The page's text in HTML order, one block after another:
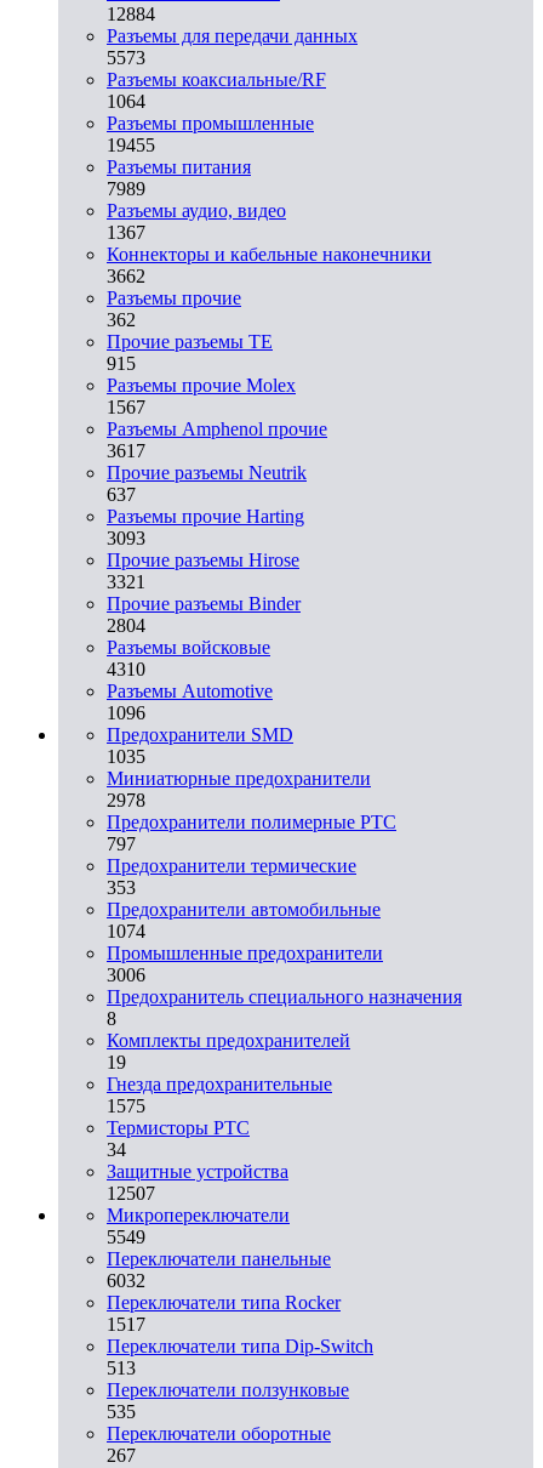
12884
Разъeмы для передачи данных
5573
Разъeмы коаксиальные/RF
1064
Разъeмы промышленные
19455
Разъeмы питания
7989
Разъeмы аудио, видео
1367
Коннекторы и кабельные наконечники
3662
Разъeмы прочие
362
Прочие разъемы TE
915
Разъемы прочие Molex
1567
Разъемы Amphenol прочие
3617
Прочие разъемы Neutrik
637
Разъемы прочие Harting
3093
Прочие разъемы Hirose
3321
Прочие разъемы Binder
2804
Разъемы войсковые
4310
Разъeмы Automotive
1096
Предохранители SMD
1035
Миниатюрные предохранители
2978
Предохранители полимерные PTC
797
Предохранители термические
353
Предохранители автомобильные
1074
Промышленные предохранители
3006
Предохранитель специального назначения
8
Комплекты предохранителей
19
Гнезда предохранительные
1575
Термисторы PTC
34
Защитные устройства
12507
Микропереключатели
5549
Переключатели панельные
6032
Переключатели типа Rocker
1517
Переключатели типа Dip-Switch
513
Переключатели ползунковые
535
Переключатели оборотные
267